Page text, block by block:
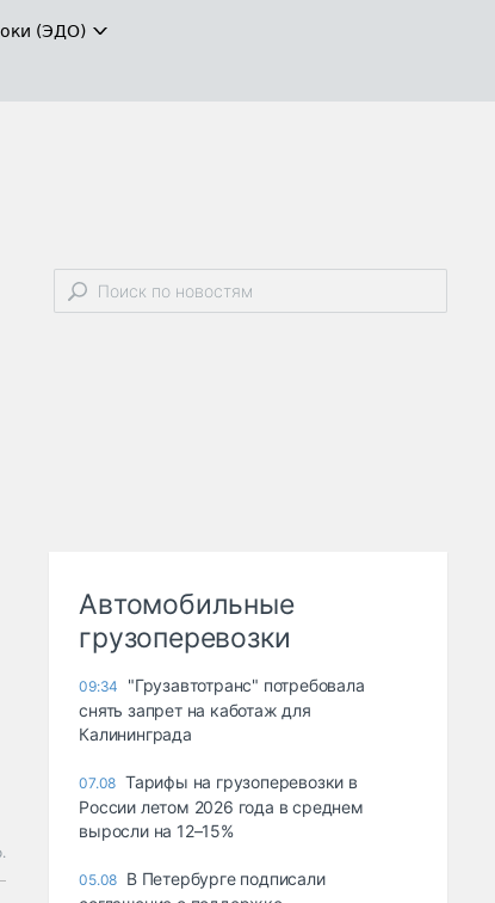
(ЭДО)
Автомобильные
грузоперевозки
09:34
"Грузавтотранс" потребовала
снять запрет на каботаж для
Калининграда
07.08 Тарифы на грузоперевозки в
России летом 2026 года в среднем
выросли на 12–15%
05.08 В Петербурге подписали